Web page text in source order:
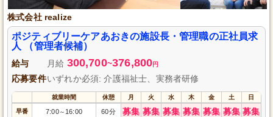
株式会社 realize
ポジティブリーケアあおきの施設長・管理職の正社員求
人 （管理者候補）
給与 月給 300,700~376,800円
応募要件いずれか必須: 介護福祉士、実務者研修
就業時間 休憩 月 火 水 木 金 土 日
早番 7:00～ 16:00 60分 募集 募集 募集 募集 募集 募集 募集